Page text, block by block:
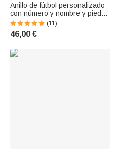
Anillo de fútbol personalizado
con número y nombre y piedra
de nacimiento| Callie
(11)
46,00 €